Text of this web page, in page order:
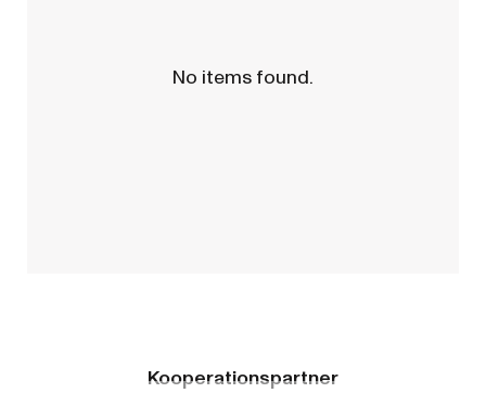
No items found.
Kooperationspartner